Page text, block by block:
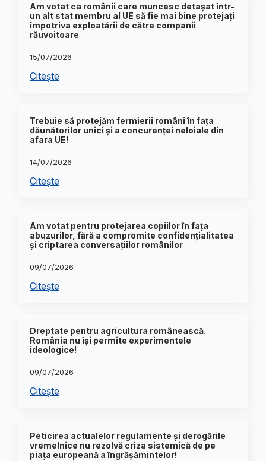
Am votat ca românii care muncesc detașat într-
un alt stat membru al UE să fie mai bine protejați
împotriva exploatării de către companii
răuvoitoare
15/07/2026
Citește
Trebuie să protejăm fermierii români în fața
dăunătorilor unici și a concurenței neloiale din
afara UE!
14/07/2026
Citește
Am votat pentru protejarea copiilor în fața
abuzurilor, fără a compromite confidențialitatea
și criptarea conversațiilor românilor
09/07/2026
Citește
Dreptate pentru agricultura românească.
România nu își permite experimentele
ideologice!
09/07/2026
Citește
Peticirea actualelor regulamente și derogările
vremelnice nu rezolvă criza sistemică de pe
piața europeană a îngrășămintelor!